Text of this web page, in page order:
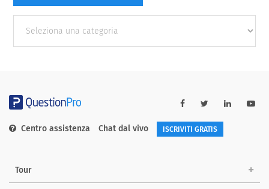
categories
Centro assistenza Chat dal vivo ISCRIVITI GRATIS
Tour